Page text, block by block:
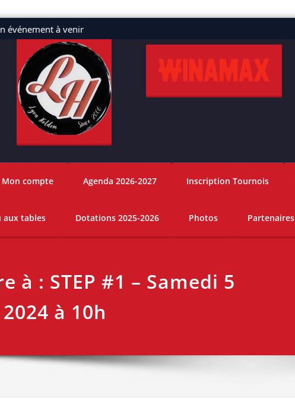
événement à venir
Mon compte Agenda 2026-2027 Inscription Tournois
aux tables Dotations 2025-2026 Photos Partenaires
à : STEP #1 – Samedi 5
à 10h